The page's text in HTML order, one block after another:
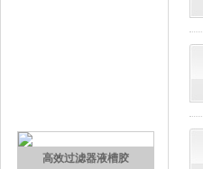
高效过滤器液槽胶